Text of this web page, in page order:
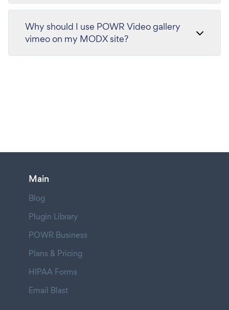
Why should I use POWR Video gallery
vimeo on my MODX site?
Main
Blog
Plugin Library
POWR Business
Plans & Pricing
HIPAA Forms
Email Blast